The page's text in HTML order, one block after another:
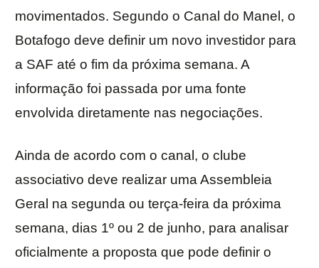
movimentados. Segundo o Canal do Manel, o
Botafogo deve definir um novo investidor para
a SAF até o fim da próxima semana. A
informação foi passada por uma fonte
envolvida diretamente nas negociações.
Ainda de acordo com o canal, o clube
associativo deve realizar uma Assembleia
Geral na segunda ou terça-feira da próxima
semana, dias 1º ou 2 de junho, para analisar
oficialmente a proposta que pode definir o